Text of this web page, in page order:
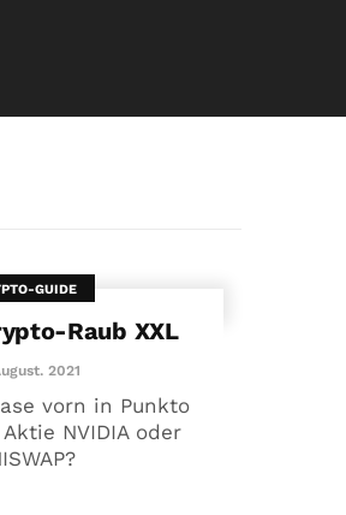
GUIDE
Raub XXL
2021
vorn in Punkto
NVIDIA oder